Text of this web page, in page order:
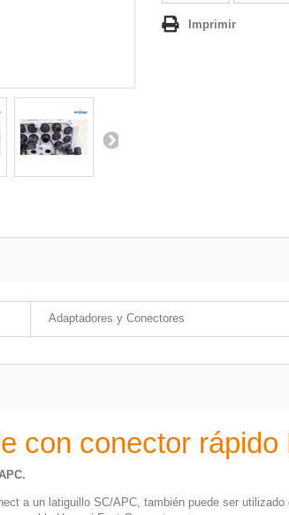
Imprimir
Adaptadores y Conectores
con conector
a un latiguillo SC/APC, también puede ser